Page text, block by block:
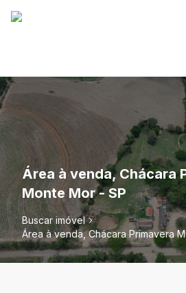
Área à venda, Chácara
Monte Mor - SP
Buscar imóvel
Área à venda, Chácara Primavera